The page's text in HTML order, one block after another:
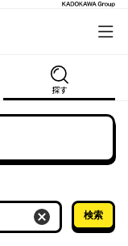
探す
検索